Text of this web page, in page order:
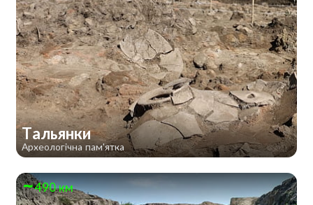
Тальянки
Археологічна пам'ятка
490 км